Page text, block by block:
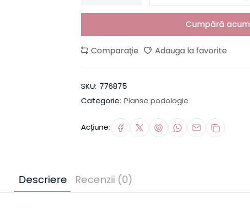
Cumpără acum
Comparaţie Adauga la favorite
SKU: 776875
Categorie: Planse podologie
Acțiune:
Descriere Recenzii (0)